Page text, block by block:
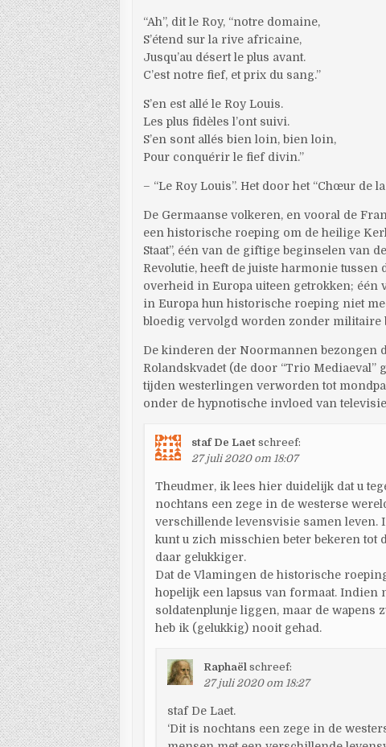
“Ah”, dit le Roy, “notre domaine,
S’étend sur la rive africaine,
Jusqu’au désert le plus avant.
C’est notre fief, et prix du sang.”
S’en est allé le Roy Louis.
Les plus fidèles l’ont suivi.
S’en sont allés bien loin, bien loin,
Pour conquérir le fief divin.”
– “Le Roy Louis”. Het door het “Chœur de
De Germaanse volkeren, en vooral de
een historische roeping om de heilige
Staat”, één van de giftige beginselen van
Revolutie, heeft de juiste harmonie
overheid in Europa uiteen getrokken; één
in Europa hun historische roeping niet
bloedig vervolgd worden zonder militaire
De kinderen der Noormannen bezongen
Rolandskvadet (de door “Trio Mediaeval”
tijden westerlingen verworden tot
onder de hypnotische invloed van
staf De Laet schreef:
27 juli 2020 om 18:07
Theudmer, ik lees hier duidelijk dat u
nochtans een zege in de westerse
verschillende levensvisie samen leven.
kunt u zich misschien beter bekeren tot
daar gelukkiger.
Dat de Vlamingen de historische
hopelijk een lapsus van formaat. Indien
soldatenplunje liggen, maar de wapens
heb ik (gelukkig) nooit gehad.
Raphaël schreef:
27 juli 2020 om 18:27
staf De Laet.
‘Dit is nochtans een zege in de